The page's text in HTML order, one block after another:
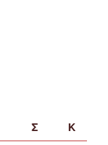
Σ Κ